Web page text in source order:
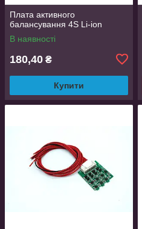
Плата активного
балансування 4S Li-ion
В наявності
180,40 ₴
Купити